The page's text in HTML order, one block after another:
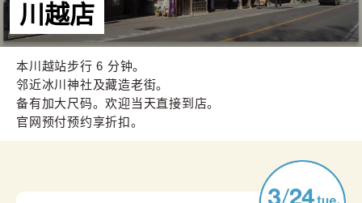
川越店
本川越站步行 6 分钟。
邻近冰川神社及藏造老街。
备有加大尺码。欢迎当天直接到店。
官网预付预约享折扣。